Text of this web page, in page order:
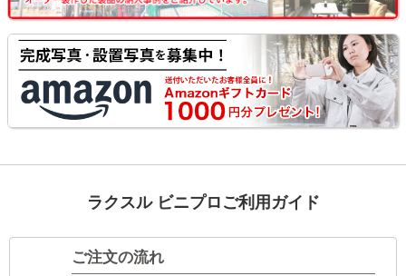
ラクスル ビニプロご利用ガイド
ご注文の流れ